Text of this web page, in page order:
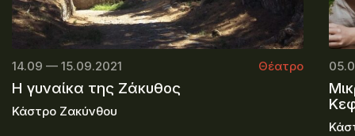
14.09 — 15.09.2021 Θέατρο
Η γυναίκα της Ζάκυθος
Κάστρο Ζακύνθου